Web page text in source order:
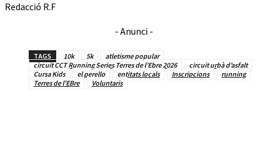
Redacció R.F
- Anunci -
TAGS 10k 5k
atletisme popular
circuit CCT Running Series Terres de l’Ebre 2026
circuit urbà d’asfalt
Cursa Kids
el perello entitats locals Inscripcions
running
Terres de l'EBre
Voluntaris